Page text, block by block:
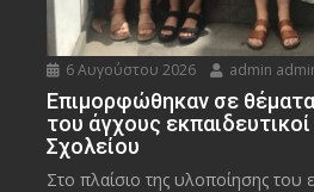
6 Αυγούστου 2026 admin
Eπιμορφώθηκαν σε θέματα
του άγχους
Σχολείου
Στο πλαίσιο της υλοποίησης του